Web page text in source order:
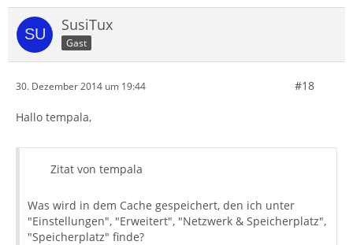
SusiTux
Gast
30. Dezember 2014 um 19:44 #18
Hallo tempala,
Zitat von tempala
Was wird in dem Cache gespeichert, den ich unter
"Einstellungen", "Erweitert", "Netzwerk & Speicherplatz",
"Speicherplatz" finde?